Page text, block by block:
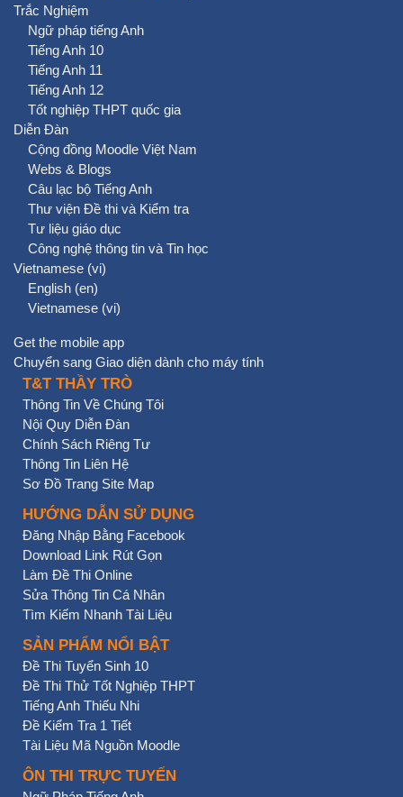
Trắc Nghiệm
Ngữ pháp tiếng Anh
Tiếng Anh 10
Tiếng Anh 11
Tiếng Anh 12
Tốt nghiệp THPT quốc gia
Diễn Đàn
Cộng đồng Moodle Việt Nam
Webs & Blogs
Câu lạc bộ Tiếng Anh
Thư viện Đề thi và Kiểm tra
Tư liệu giáo dục
Công nghệ thông tin và Tin học
Vietnamese ‎(vi)‎
English ‎(en)‎
Vietnamese ‎(vi)‎
Get the mobile app
Chuyển sang Giao diện dành cho máy tính
T&T THẦY TRÒ
Thông Tin Về Chúng Tôi
Nội Quy Diễn Đàn
Chính Sách Riêng Tư
Thông Tin Liên Hệ
Sơ Đồ Trang Site Map
HƯỚNG DẪN SỬ DỤNG
Đăng Nhập Bằng Facebook
Download Link Rút Gọn
Làm Đề Thi Online
Sửa Thông Tin Cá Nhân
Tìm Kiếm Nhanh Tài Liệu
SẢN PHẨM NỔI BẬT
Đề Thi Tuyển Sinh 10
Đề Thi Thử Tốt Nghiệp THPT
Tiếng Anh Thiếu Nhi
Đề Kiểm Tra 1 Tiết
Tài Liệu Mã Nguồn Moodle
ÔN THI TRỰC TUYẾN